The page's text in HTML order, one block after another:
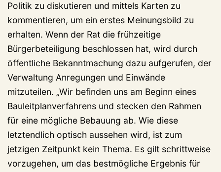
Politik zu diskutieren und mittels Karten zu
kommentieren, um ein erstes Meinungsbild zu
erhalten. Wenn der Rat die frühzeitige
Bürgerbeteiligung beschlossen hat, wird durch
öffentliche Bekanntmachung dazu aufgerufen, der
Verwaltung Anregungen und Einwände
mitzuteilen. „Wir befinden uns am Beginn eines
Bauleitplanverfahrens und stecken den Rahmen
für eine mögliche Bebauung ab. Wie diese
letztendlich optisch aussehen wird, ist zum
jetzigen Zeitpunkt kein Thema. Es gilt schrittweise
vorzugehen, um das bestmögliche Ergebnis für